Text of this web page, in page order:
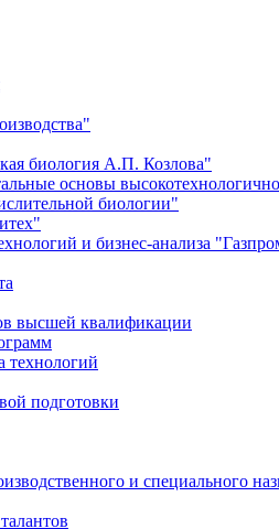
биология А.П. Козлова"
основы
биологии"
и бизнес-анализа
высшей квалификации
технологий
подготовки
и